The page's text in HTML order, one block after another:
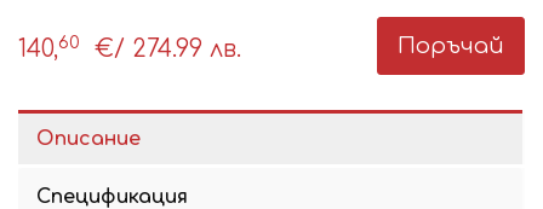
140,60 €/ 274.99 лв. Поръчай
Описание
Спецификация